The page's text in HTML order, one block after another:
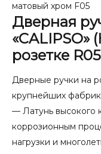
матовый хром F05
Дверная
«CALIPSO»
розетке
Дверные ручки на
крупнейших
— Латунь высокого
коррозионным
нагрузки и